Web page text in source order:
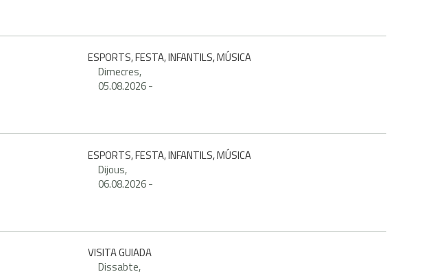
ESPORTS, FESTA, INFANTILS, MÚSICA
Dimecres,
05.08.2026-
ESPORTS, FESTA, INFANTILS, MÚSICA
Dijous,
06.08.2026-
VISITA GUIADA
Dissabte,